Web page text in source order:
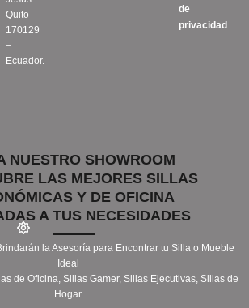
Quito
170129
–
Ecuador.
de
privacidad
NUESTRO SHOWROOM
LAS MEJORES SILLAS
Y DE OFICINA
A TUS NECESIDADES
la Asesoría para Encontrar tu Silla o Mueble
Ideal
de Oficina, Sillas Gamer, Sillas Ejecutivas, Sillas de
Hogar